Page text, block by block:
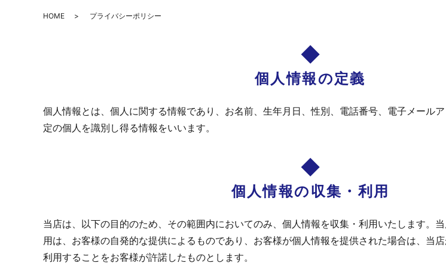
HOME プライバシーポリシー
個人情報の定義
個人情報とは、個人に関する情報であり、お名前、生年月日、性別、電話番号、電子メール
定の個人を識別し得る情報をいいます。
個人情報の収集・利用
当店は、以下の目的のため、その範囲内においてのみ、個人情報を収集・利用いたします。
用は、お客様の自発的な提供によるものであり、お客様が個人情報を提供された場合は、当
利用することをお客様が許諾したものとします。